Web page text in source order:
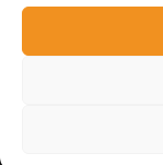
Uspješne priče
Copyright 2024 |